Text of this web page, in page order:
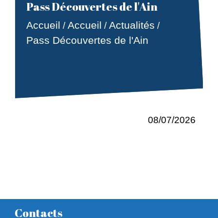
Pass Découvertes de l'Ain
Accueil /Accueil /Actualités /
Pass Découvertes de l'Ain
08/07/2026
Contacts